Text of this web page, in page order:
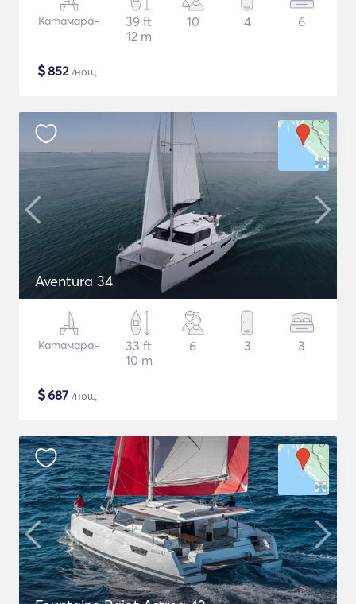
Катамаран
39 ft
12 m
10 4 6
$852/нощ
Aventura 34
Катамаран
33 ft
10 m
6 3 3
$687 /нощ